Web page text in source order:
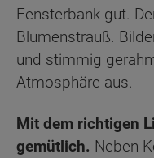
Fensterbank gut.
Blumenstrauß.
und stimmig
Atmosphäre aus.
Mit dem richtigen
gemütlich. Neben